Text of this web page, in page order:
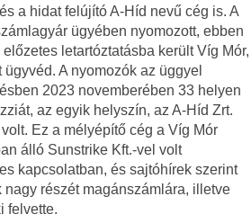
a hidat felújító A-Híd nevű cég is. A
ügyében nyomozott, ebben
letartóztatásba került Víg Mór,
ügyvéd. A nyomozók az üggyel
2023 novemberében 33 helyen
az egyik helyszín, az A-Híd Zrt.
Ez a mélyépítő cég a Víg Mór
álló Sunstrike Kft.-vel volt
kapcsolatban, és sajtóhírek szerint
részét magánszámlára, illetve
felvette.